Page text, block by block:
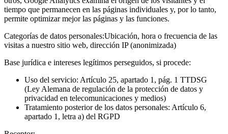
tiempo que permanecen en las páginas individuales y, por lo tanto,
permite optimizar mejor las páginas y las funciones.
Categorías de datos personales:Ubicación, hora o frecuencia de las
visitas a nuestro sitio web, dirección IP (anonimizada)
Base jurídica e intereses legítimos perseguidos, si procede:
Uso del servicio: Artículo 25, apartado 1, pág. 1 TTDSG
(Ley Alemana de regulación de la protección de datos y
privacidad en telecomunicaciones y medios)
Tratamiento posterior de los datos personales: Artículo 6,
apartado 1, letra a) del RGPD